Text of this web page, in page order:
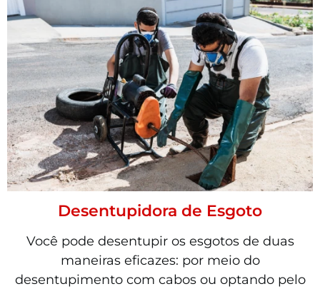
Desentupidora de Esgoto
Você pode desentupir os esgotos de duas
maneiras eficazes: por meio do
desentupimento com cabos ou optando pelo